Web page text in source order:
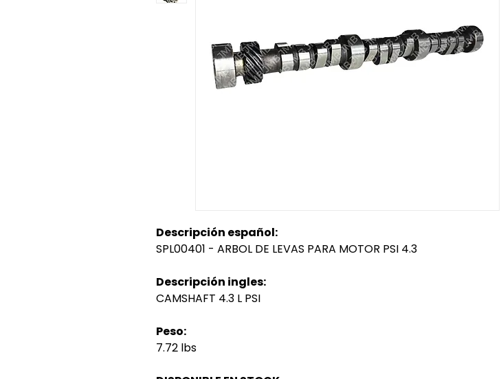
Descripción español:
SPL00401 - ARBOL DE LEVAS PARA MOTOR PSI 4.3
Descripción ingles:
CAMSHAFT 4.3 L PSI
Peso:
7.72 lbs